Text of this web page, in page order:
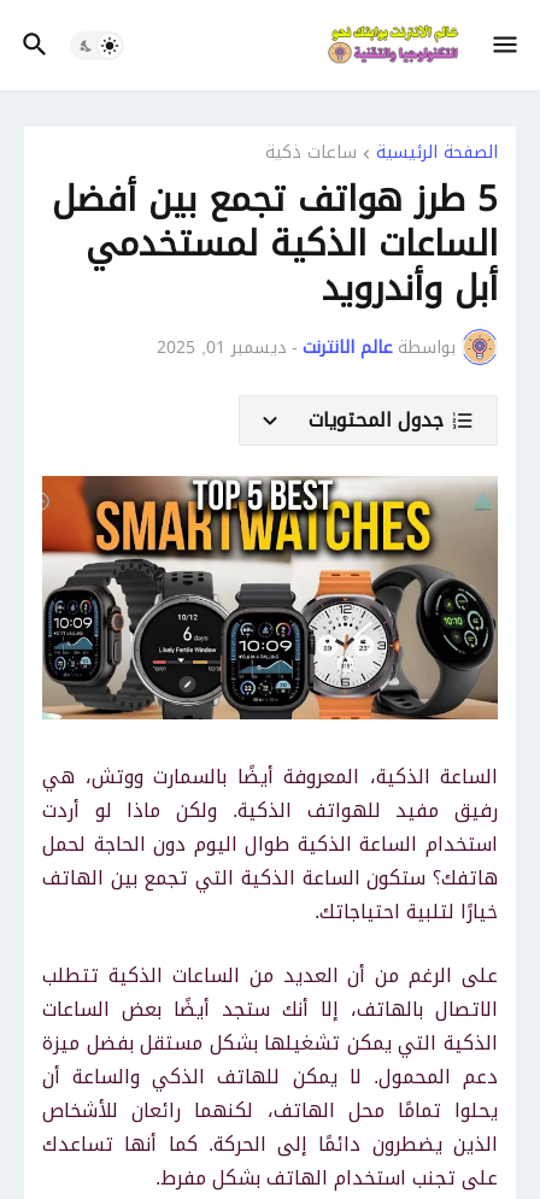
الصفحة الرئيسية ساعات ذكية
5 طرز هواتف تجمع بين أفضل
الساعات الذكية لمستخدمي
أبل وأندرويد
بواسطةعالم الانترنت-ديسمبر 01, 2025
جدول المحتويات
الساعة الذكية، المعروفة أيضًا بالسمارت ووتش، هي
رفيق مفيد للهواتف الذكية. ولكن ماذا لو أردت
استخدام الساعة الذكية طوال اليوم دون الحاجة لحمل
هاتفك؟ ستكون الساعة الذكية التي تجمع بين الهاتف
خيارًا لتلبية احتياجاتك.
على الرغم من أن العديد من الساعات الذكية تتطلب
الاتصال بالهاتف، إلا أنك ستجد أيضًا بعض الساعات
الذكية التي يمكن تشغيلها بشكل مستقل بفضل ميزة
دعم المحمول. لا يمكن للهاتف الذكي والساعة أن
يحلوا تمامًا محل الهاتف، لكنهما رائعان للأشخاص
الذين يضطرون دائمًا إلى الحركة. كما أنها تساعدك
على تجنب استخدام الهاتف بشكل مفرط.